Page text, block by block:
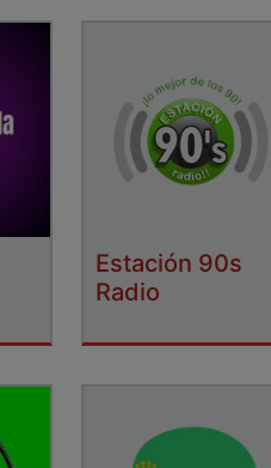
Estación 90s
Radio